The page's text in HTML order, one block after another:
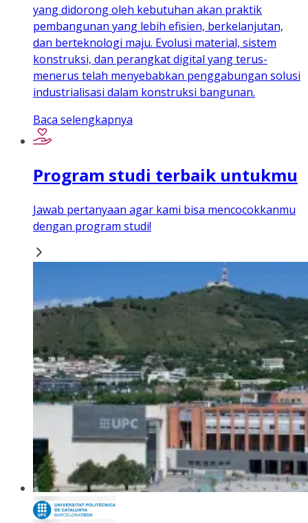
yang didorong oleh kebutuhan akan praktik
pembangunan yang lebih efisien, berkelanjutan,
dan berteknologi maju. Evolusi material, sistem
konstruksi, dan perangkat digital yang terus-
menerus telah menyebabkan penggabungan solusi
industrialisasi dalam konstruksi bangunan.
Baca selengkapnya
Program studi terbaik untukmu
Jawab pertanyaan agar kami bisa mencocokkanmu
dengan program studi!